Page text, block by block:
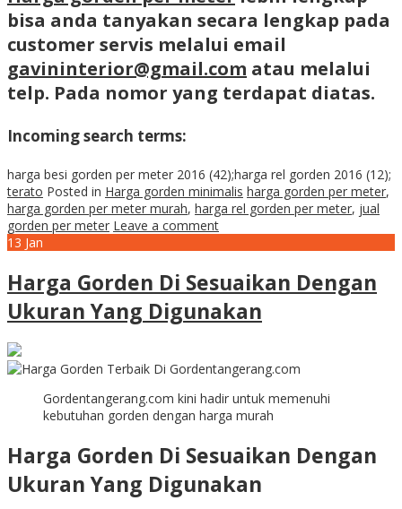
bisa anda tanyakan secara lengkap pada
customer servis melalui email
gavininterior@gmail.com atau melalui
telp. Pada nomor yang terdapat diatas.
Incoming search terms:
harga besi gorden per meter 2016 (42);harga rel gorden 2016 (12);
terato Posted in Harga gorden minimalis harga gorden per meter,
harga gorden per meter murah, harga rel gorden per meter, jual
gorden per meter Leave a comment
13 Jan
Harga Gorden Di Sesuaikan Dengan
Ukuran Yang Digunakan
Gordentangerang.com kini hadir untuk memenuhi
kebutuhan gorden dengan harga murah
Harga Gorden Di Sesuaikan Dengan
Ukuran Yang Digunakan